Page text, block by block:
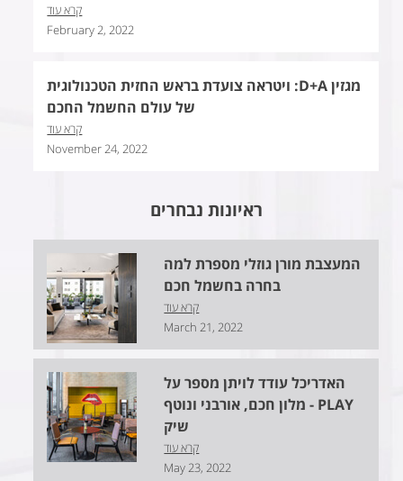
קרא עוד
February 2, 2022
מגזין D+A: ויטראה צועדת בראש החזית הטכנולוגית
של עולם החשמל החכם
קרא עוד
November 24, 2022
ראיונות נבחרים
המעצבת מורן גוזלי מספרת למה
בחרה בחשמל חכם
קרא עוד
March 21, 2022
האדריכל עודד לויתן מספר על
PLAY - מלון חכם, אורבני ונוטף
שיק
קרא עוד
May 23, 2022